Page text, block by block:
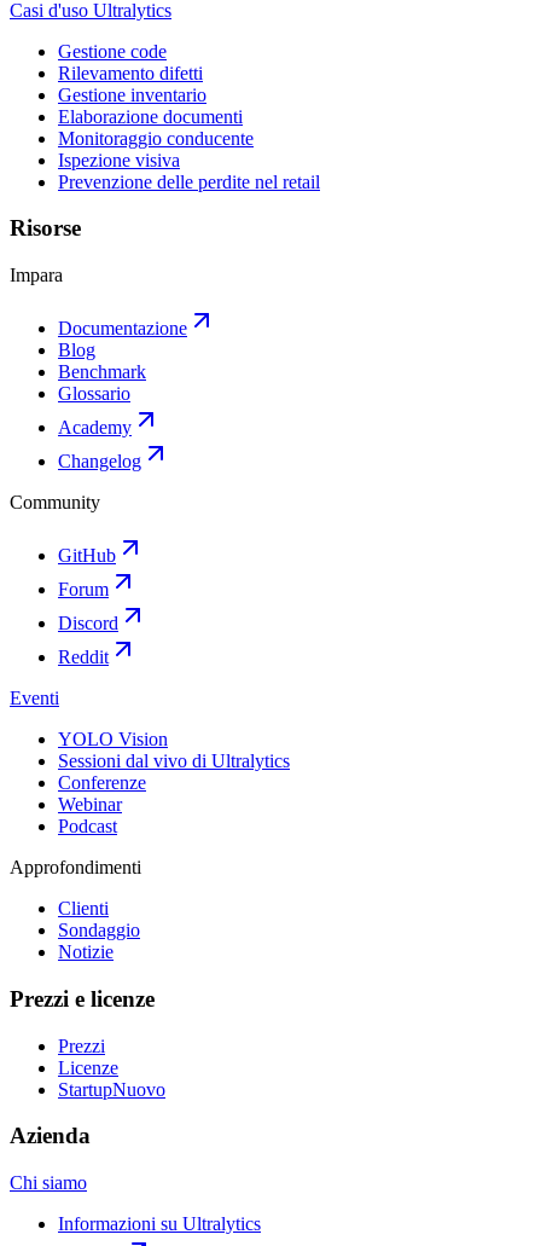
Casi d'uso Ultralytics
Gestione code
Rilevamento difetti
Gestione inventario
Elaborazione documenti
Monitoraggio conducente
Ispezione visiva
Prevenzione delle perdite nel retail
Risorse
Impara
Documentazione
Blog
Benchmark
Glossario
Academy
Changelog
Community
GitHub
Forum
Discord
Reddit
Eventi
YOLO Vision
Sessioni dal vivo di Ultralytics
Conferenze
Webinar
Podcast
Approfondimenti
Clienti
Sondaggio
Notizie
Prezzi e licenze
Prezzi
Licenze
StartupNuovo
Azienda
Chi siamo
Informazioni su Ultralytics